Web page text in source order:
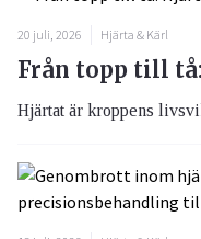
20 juli, 2026 Hjärta & Kärl
Från topp till
Hjärtat är kroppens